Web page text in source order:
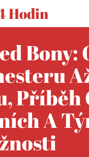
Hodin
Bony:
Příběh
A